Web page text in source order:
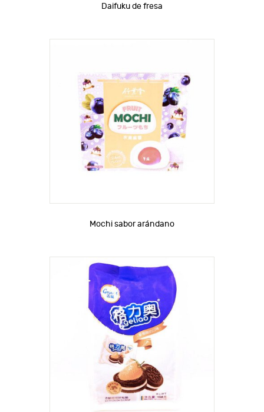
Daifuku de fresa
Mochi sabor arándano